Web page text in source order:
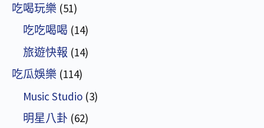
吃喝玩樂 (51)
吃吃喝喝 (14)
旅遊快報 (14)
吃瓜娛樂 (114)
Music Studio (3)
明星八卦 (62)